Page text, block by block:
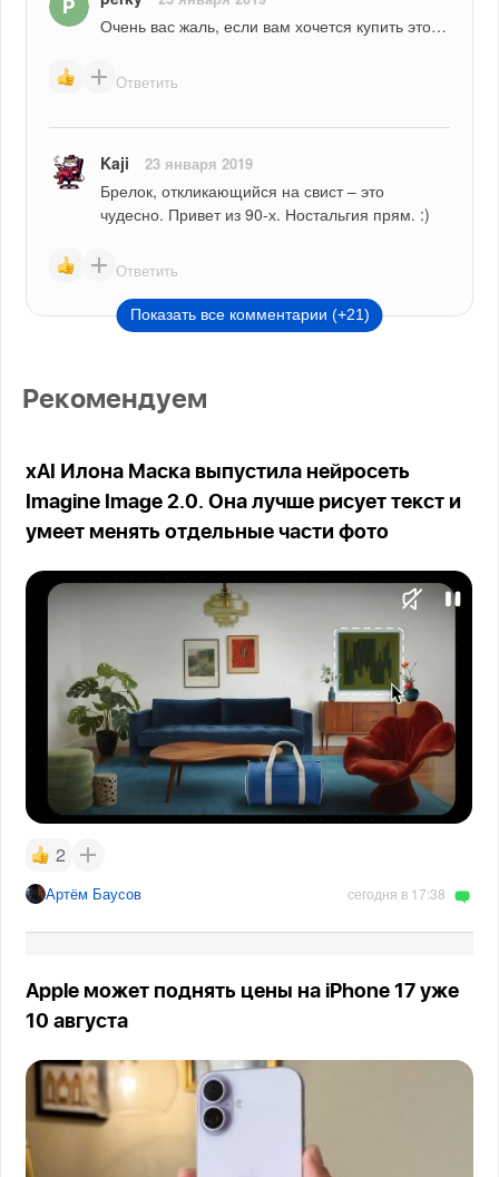
Очень вас жаль, если вам хочется купить это…
Ответить
Kaji 23 января 2019
Брелок, откликающийся на свист – это
чудесно. Привет из 90-х. Ностальгия прям. :)
Ответить
Показать все комментарии (+21)
Рекомендуем
xAI Илона Маска выпустила нейросеть
Imagine Image 2.0. Она лучше рисует текст и
умеет менять отдельные части фото
2
Артём Баусов сегодня в 17:38
Apple может поднять цены на iPhone 17 уже
10 августа